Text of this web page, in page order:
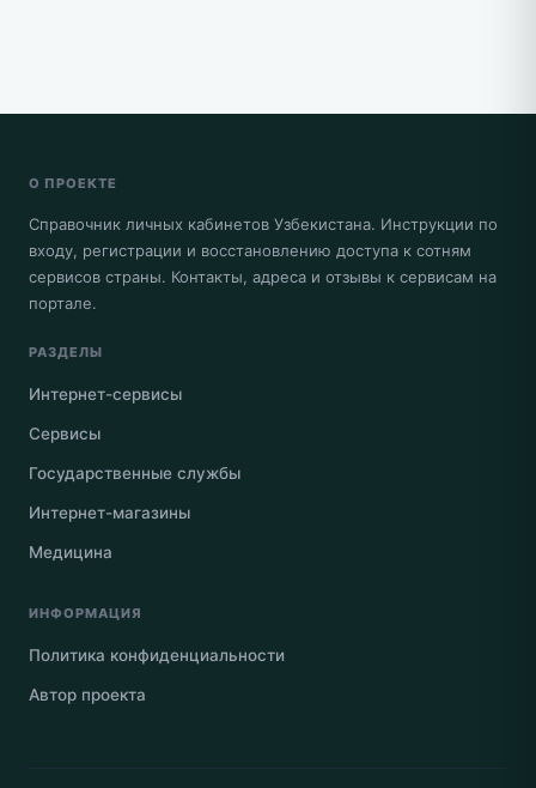
О ПРОЕКТЕ
Справочник личных кабинетов Узбекистана. Инструкции по
входу, регистрации и восстановлению доступа к сотням
сервисов страны. Контакты, адреса и отзывы к сервисам на
портале.
РАЗДЕЛЫ
Интернет-сервисы
Сервисы
Государственные службы
Интернет-магазины
Медицина
ИНФОРМАЦИЯ
Политика конфиденциальности
Автор проекта